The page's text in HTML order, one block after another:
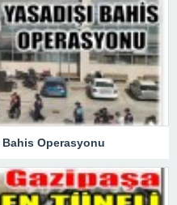
Bahis Operasyonu